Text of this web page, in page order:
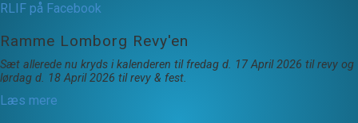
RLIF på Facebook
Ramme Lomborg Revy'en
Sæt allerede nu kryds i kalenderen til fredag d. 17 April 2026 til revy og
lørdag d. 18 April 2026 til revy & fest.
Læs mere